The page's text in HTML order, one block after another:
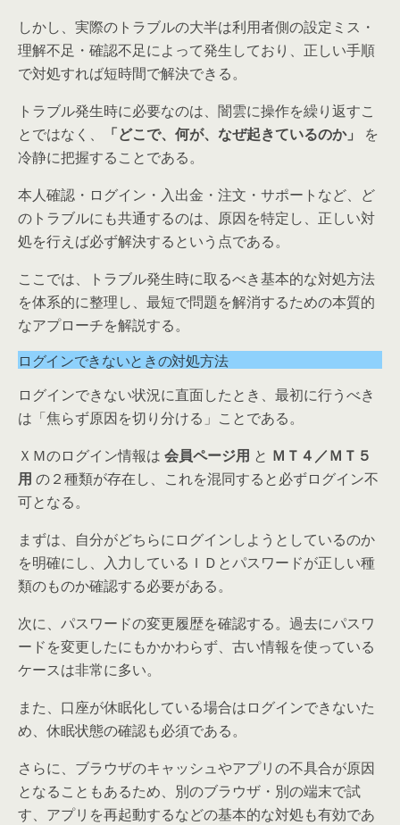
しかし、実際のトラブルの大半は利用者側の設定ミス・
理解不足・確認不足によって発生しており、正しい手順
で対処すれば短時間で解決できる。
トラブル発生時に必要なのは、闇雲に操作を繰り返すこ
とではなく、
「どこで、何が、なぜ起きているのか」
を
冷静に把握することである。
本人確認・ログイン・入出金・注文・サポートなど、ど
のトラブルにも共通するのは、原因を特定し、正しい対
処を行えば必ず解決するという点である。
ここでは、トラブル発生時に取るべき基本的な対処方法
を体系的に整理し、最短で問題を解消するための本質的
なアプローチを解説する。
ログインできないときの対処方法
ログインできない状況に直面したとき、最初に行うべき
は「焦らず原因を切り分ける」ことである。
ＸＭのログイン情報は 会員ページ用 と ＭＴ４／ＭＴ５
用 の２種類が存在し、これを混同すると必ずログイン不
可となる。
まずは、自分がどちらにログインしようとしているのか
を明確にし、入力しているＩＤとパスワードが正しい種
類のものか確認する必要がある。
次に、パスワードの変更履歴を確認する。過去にパスワ
ードを変更したにもかかわらず、古い情報を使っている
ケースは非常に多い。
また、口座が休眠化している場合はログインできないた
め、休眠状態の確認も必須である。
さらに、ブラウザのキャッシュやアプリの不具合が原因
となることもあるため、別のブラウザ・別の端末で試
す、アプリを再起動するなどの基本的な対処も有効であ